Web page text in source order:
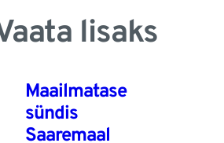
lisaks
Maailmatase
sündis
Saaremaal